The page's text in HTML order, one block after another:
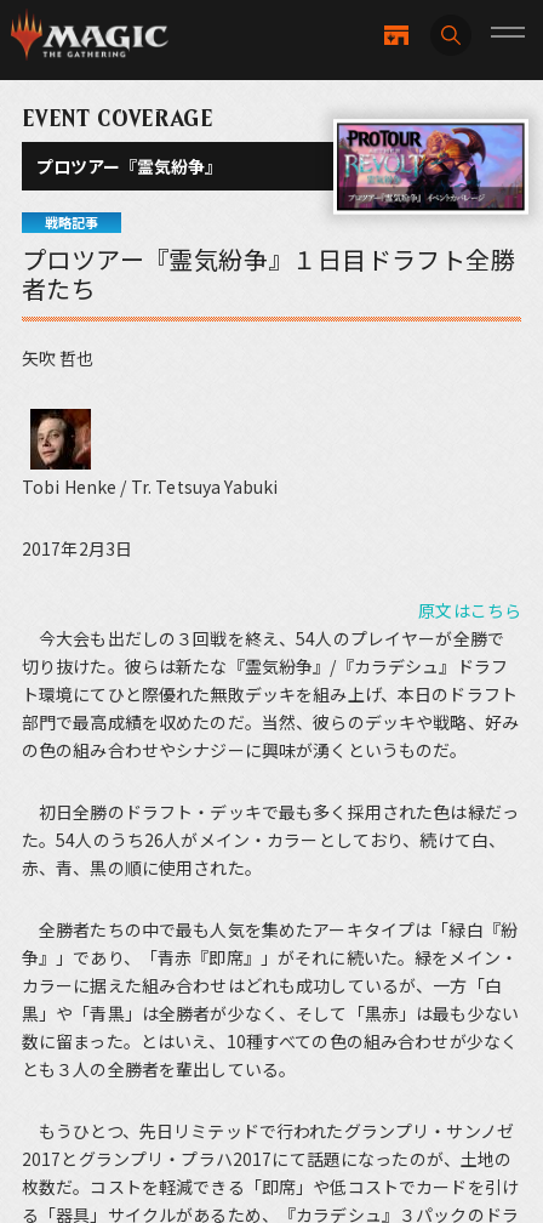
EVENT COVERAGE
プロツアー『霊気紛争』
戦略記事
プロツアー『霊気紛争』１日目ドラフト全勝
者たち
矢吹 哲也
Tobi Henke / Tr. Tetsuya Yabuki
2017年2月3日
原文はこちら
今大会も出だしの３回戦を終え、54人のプレイヤーが全勝で
切り抜けた。彼らは新たな『霊気紛争』/『カラデシュ』ドラフ
ト環境にてひと際優れた無敗デッキを組み上げ、本日のドラフト
部門で最高成績を収めたのだ。当然、彼らのデッキや戦略、好み
の色の組み合わせやシナジーに興味が湧くというものだ。
初日全勝のドラフト・デッキで最も多く採用された色は緑だっ
た。54人のうち26人がメイン・カラーとしており、続けて白、
赤、青、黒の順に使用された。
全勝者たちの中で最も人気を集めたアーキタイプは「緑白『紛
争』」であり、「青赤『即席』」がそれに続いた。緑をメイン・
カラーに据えた組み合わせはどれも成功しているが、一方「白
黒」や「青黒」は全勝者が少なく、そして「黒赤」は最も少ない
数に留まった。とはいえ、10種すべての色の組み合わせが少なく
とも３人の全勝者を輩出している。
もうひとつ、先日リミテッドで行われたグランプリ・サンノゼ
2017とグランプリ・プラハ2017にて話題になったのが、土地の
枚数だ。コストを軽減できる「即席」や低コストでカードを引け
る「器具」サイクルがあるため、『カラデシュ』３パックのドラ